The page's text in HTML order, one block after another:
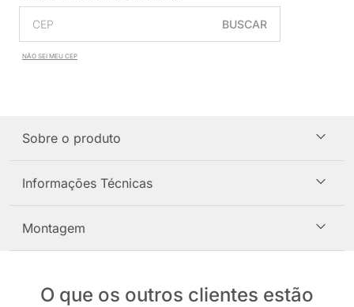
BUSCAR
NÃO SEI MEU CEP
Sobre o produto
Informações Técnicas
Montagem
O que os outros clientes estão